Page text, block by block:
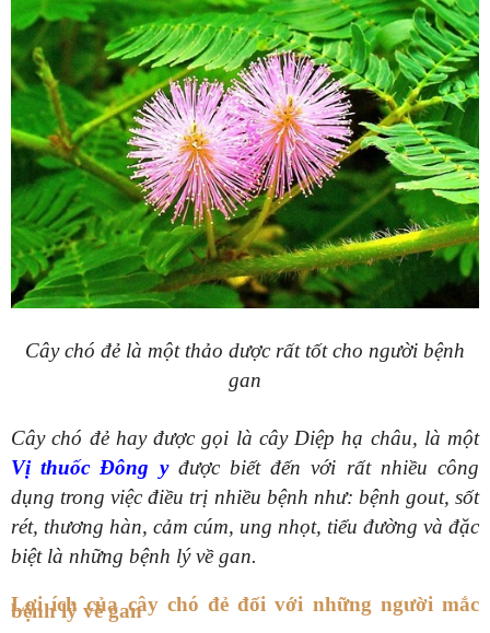
Cây chó đẻ là một thảo dược rất tốt cho người bệnh
gan
Cây chó đẻ hay được gọi là cây Diệp hạ châu, là một
Vị thuốc Đông yđược biết đến với rất nhiều công
dụng trong việc điều trị nhiều bệnh như: bệnh gout, sốt
rét, thương hàn, cảm cúm, ung nhọt, tiểu đường và đặc
biệt là những bệnh lý về gan.
Lợi ích của cây chó đẻ đối với những người mắc
bệnh lý về gan